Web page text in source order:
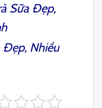
SữaĐẹp,
Đẹp, Nhiều